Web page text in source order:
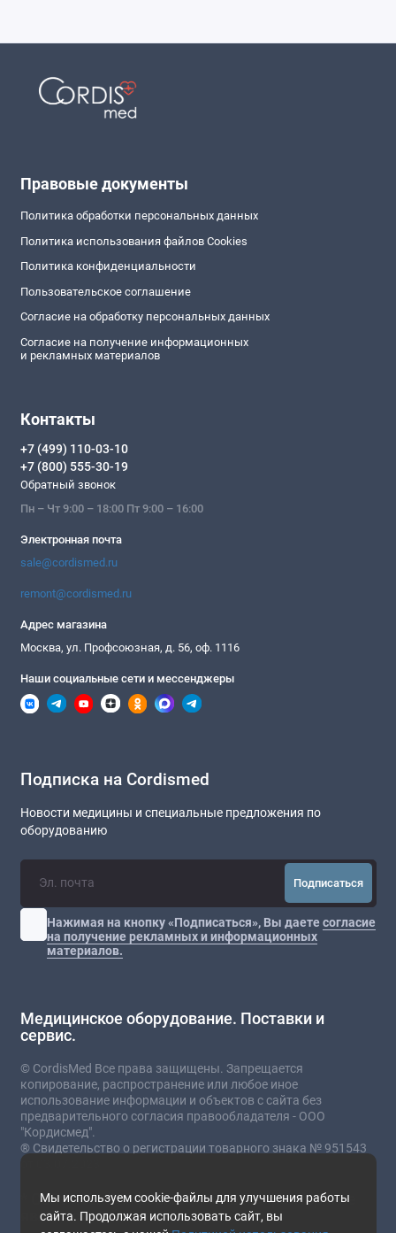
Мы используем cookie-файлы для улучшения работы
сайта. Продолжая использовать сайт, вы
Правовые документы
Политика обработки персональных данных
Политика использования файлов Cookies
Политика конфиденциальности
Пользовательское соглашение
Согласие на обработку персональных данных
Согласие на получение информационных
и рекламных материалов
Контакты
+7 (499) 110-03-10
+7 (800) 555-30-19
Обратный звонок
Пн – Чт 9:00 – 18:00 Пт 9:00 – 16:00
Электронная почта
sale@cordismed.ru
remont@cordismed.ru
Адрес магазина
Москва, ул. Профсоюзная, д. 56, оф. 1116
Наши социальные сети и мессенджеры
Подписка на Cordismed
Новости медицины и специальные предложения по
оборудованию
Подписаться
Нажимая на кнопку «Подписаться», Вы даетесогласие
на получение рекламных и информационных
материалов.
Медицинское оборудование. Поставки и
сервис.
© CordisMed Все права защищены. Запрещается
копирование, распространение или любое иное
использование информации и объектов с сайта без
предварительного согласия правообладателя - ООО
"Кордисмед".
® Свидетельство о регистрации товарного знака № 951543
от 03.07.2023
* Сайт носит информационный характер и не
является публичной офертой.